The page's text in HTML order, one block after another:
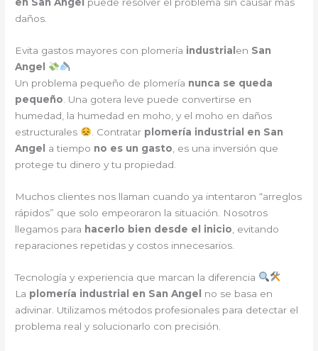
daños.
Evita gastos mayores con plomería industrial en San
Angel
Un problema pequeño de plomería nunca se queda
pequeño . Una gotera leve puede convertirse en
humedad, la humedad en moho, y el moho en daños
estructurales
. Contratar plomería industrial en San
Angel a tiempo no es un gasto , es una inversión que
protege tu dinero y tu propiedad.
Muchos clientes nos llaman cuando ya intentaron “arreglos
rápidos” que solo empeoraron la situación. Nosotros
llegamos para hacerlo bien desde el inicio , evitando
reparaciones repetidas y costos innecesarios.
Tecnología y experiencia que marcan la diferencia
La plomería industrial en San Angel no se basa en
adivinar. Utilizamos métodos profesionales para detectar el
problema real y solucionarlo con precisión.